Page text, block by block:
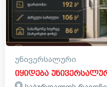
უნივერსალური